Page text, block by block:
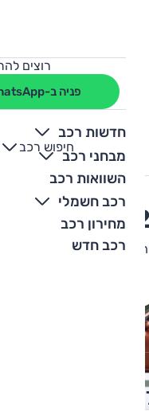
רוצים
פניה ב-WhatsApp
חדשות רכב
מבחני רכב
השוואות רכב
רכב חשמלי
מחירון רכב
רכב חדש
חיפוש רכב
+
-